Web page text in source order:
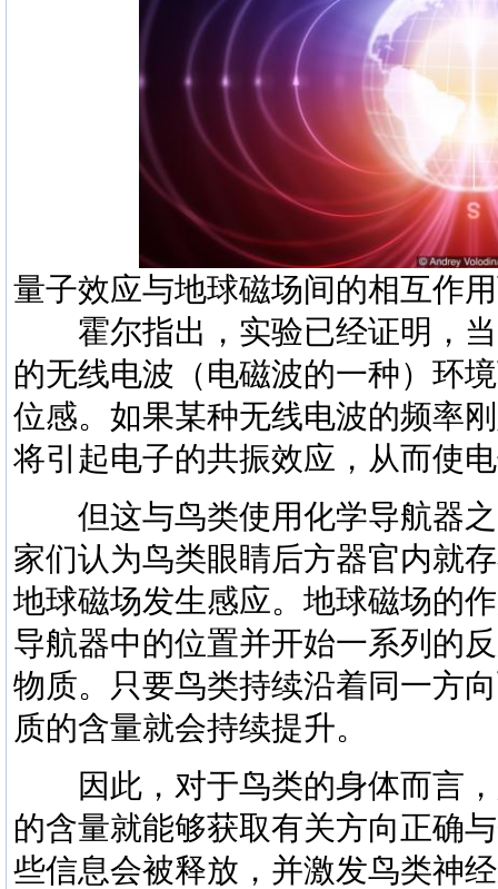
量子效应与地球磁场间的相互作
霍尔指出，实验已经证明，当
的无线电波（电磁波的一种）环
位感。如果某种无线电波的频率
将引起电子的共振效应，从而使
但这与鸟类使用化学导航器之
家们认为鸟类眼睛后方器官内就
地球磁场发生感应。地球磁场的
导航器中的位置并开始一系列的
物质。只要鸟类持续沿着同一方
质的含量就会持续提升。
因此，对于鸟类的身体而言，
的含量就能够获取有关方向正确
些信息会被释放，并激发鸟类神